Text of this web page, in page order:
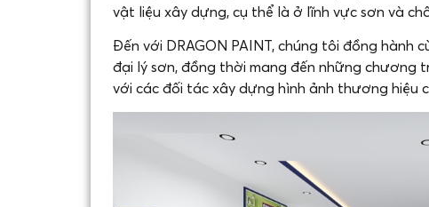
vật liệu xây dựng, cụ thể là ở lĩnh vực sơn và
Đến với DRAGON PAINT, chúng tôi đồng hành
đại lý sơn, đồng thời mang đến những chương
với các đối tác xây dựng hình ảnh thương hiệu